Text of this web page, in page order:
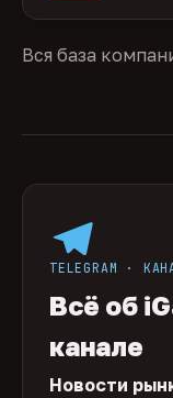
Вся база
TELEGRAM ·
Всё об
канале
Новости